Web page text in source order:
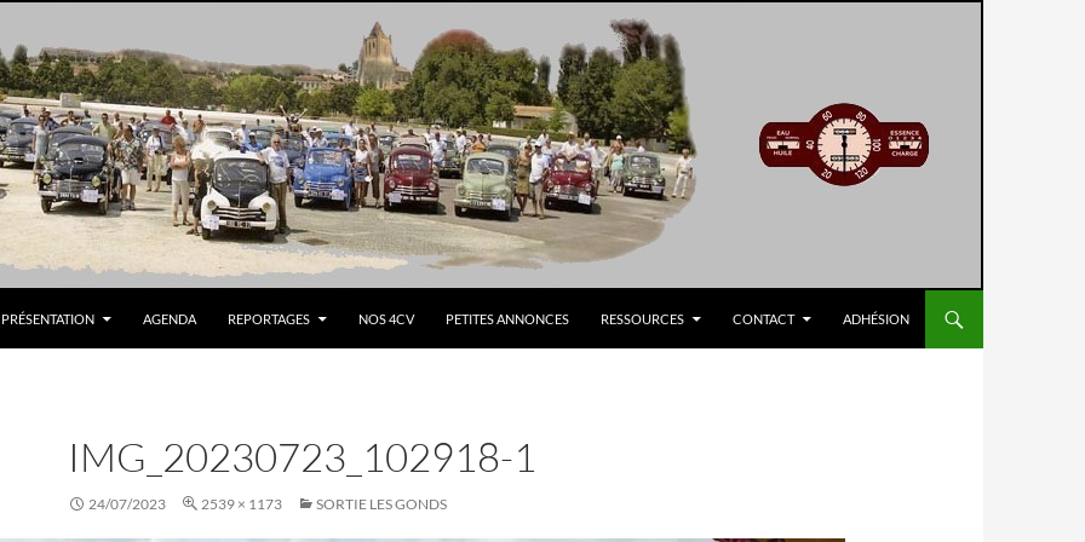
PRÉSENTATION AGENDA REPORTAGES NOS 4CV PETITES ANNONCES RESSOURCES CONTACT ADHÉSION
IMG_20230723_102918-1
24/07/2023 2539 × 1173 SORTIE LES GONDS